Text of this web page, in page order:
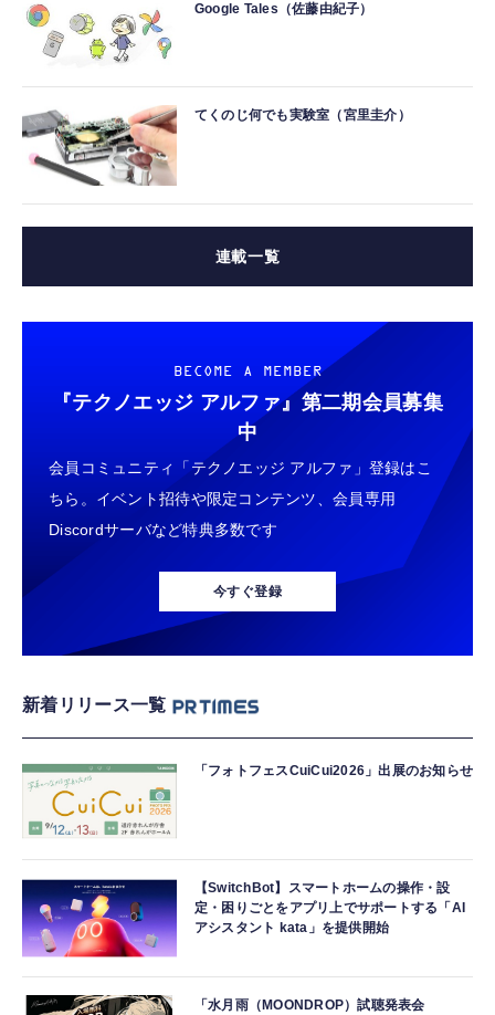
Google Tales（佐藤由紀子）
てくのじ何でも実験室（宮里圭介）
連載一覧
BECOME A MEMBER
『テクノエッジ アルファ』 第二期会員募集
中
会員コミュニティ「テクノエッジ アルファ」登録はこ
ちら。イベント招待や限定コンテンツ、会員専用
Discordサーバなど特典多数です
今すぐ登録
新着リリース一覧
「フォトフェスCuiCui2026」出展のお知らせ
【SwitchBot】スマートホームの操作・設
定・困りごとをアプリ上でサポートする「AI
アシスタント kata」を提供開始
「水月雨（MOONDROP）試聴発表会